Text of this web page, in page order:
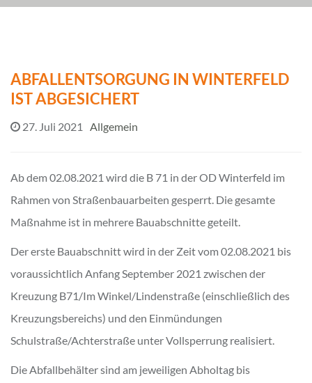
ABFALLENTSORGUNG IN WINTERFELD
IST ABGESICHERT
27. Juli 2021 Allgemein
Ab dem 02.08.2021 wird die B 71 in der OD Winterfeld im
Rahmen von Straßenbauarbeiten gesperrt. Die gesamte
Maßnahme ist in mehrere Bauabschnitte geteilt.
Der erste Bauabschnitt wird in der Zeit vom 02.08.2021 bis
voraussichtlich Anfang September 2021 zwischen der
Kreuzung B71/Im Winkel/Lindenstraße (einschließlich des
Kreuzungsbereichs) und den Einmündungen
Schulstraße/Achterstraße unter Vollsperrung realisiert.
Die Abfallbehälter sind am jeweiligen Abholtag bis